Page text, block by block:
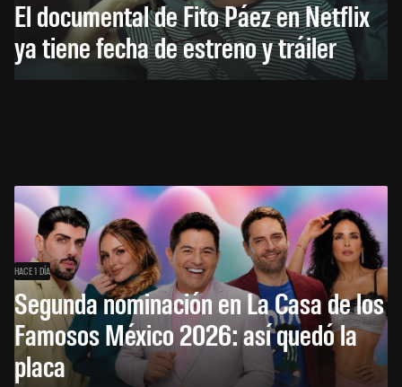
El documental de Fito Páez en Netflix
ya tiene fecha de estreno y tráiler
HACE 1 DÍA
Segunda nominación en La Casa de los
Famosos México 2026: así quedó la
placa